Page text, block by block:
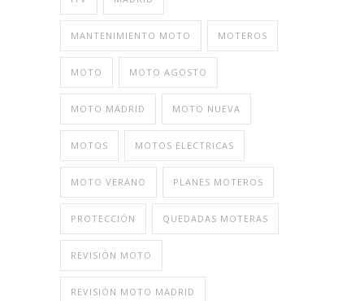
MANTENIMIENTO MOTO MOTEROS
MOTO MOTO AGOSTO
MOTO MADRID MOTO NUEVA
MOTOS MOTOS ELECTRICAS
MOTO VERANO PLANES MOTEROS
PROTECCIÓN QUEDADAS MOTERAS
REVISIÓN MOTO
REVISIÓN MOTO MADRID